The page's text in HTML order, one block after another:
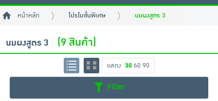
หน้าหลัก โปรโมชั่นพิเศษ นมผงสูตร 3
นมผงสูตร 3 (9 สินค้า)
แสดง 30 60 90
Filter